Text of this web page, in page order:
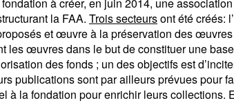
la FAA. Trois secteursont été créés:
et œuvre à la préservation des
les œuvres dans le but de constituer une
des fonds ; un des objectifs est
publications sont par ailleurs prévues pour
à la fondation pour enrichir leurs